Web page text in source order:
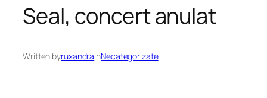
Seal, concert anulat
Written byruxandrainNecategorizate